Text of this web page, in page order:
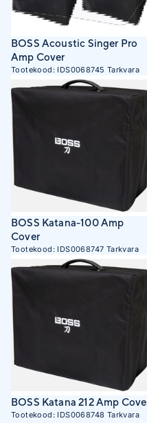
BOSS Acoustic Singer Pro
Amp Cover
Tootekood: IDS0068745 Tarkvara
BOSS Katana-100 Amp
Cover
Tootekood: IDS0068747 Tarkvara
BOSS Katana 212 Amp
Tootekood: IDS0068748 Tarkvara